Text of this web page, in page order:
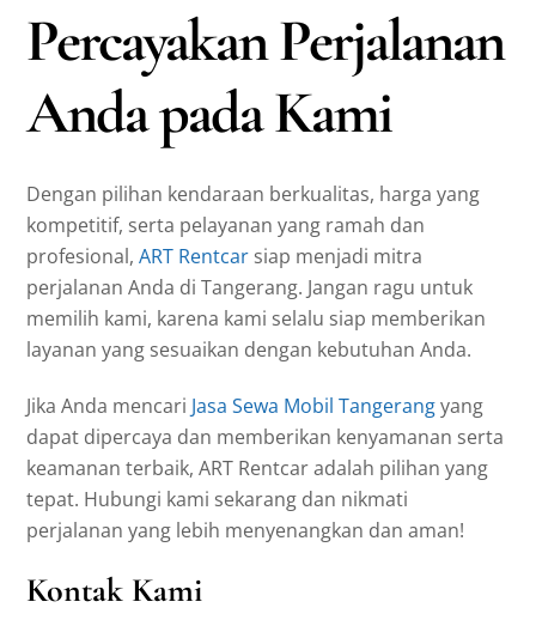
Percayakan Perjalanan
Anda pada Kami
Dengan pilihan kendaraan berkualitas, harga yang
kompetitif, serta pelayanan yang ramah dan
profesional,ART Rentcar siap menjadi mitra
perjalanan Anda di Tangerang. Jangan ragu untuk
memilih kami, karena kami selalu siap memberikan
layanan yang sesuaikan dengan kebutuhan Anda.
Jika Anda mencari Jasa Sewa Mobil Tangerangyang
dapat dipercaya dan memberikan kenyamanan serta
keamanan terbaik, ART Rentcar adalah pilihan yang
tepat. Hubungi kami sekarang dan nikmati
perjalanan yang lebih menyenangkan dan aman!
Kontak Kami